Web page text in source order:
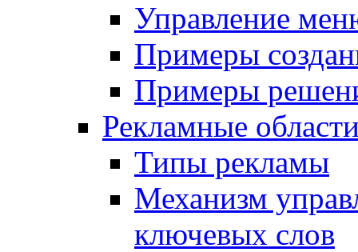
Управление
Примеры
Примеры
Рекламные
Типы рекламы
Механизм
ключевых слов